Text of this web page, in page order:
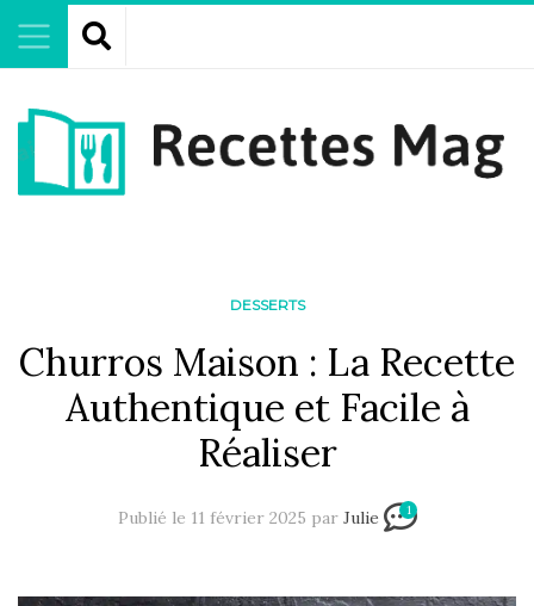
DESSERTS
Churros Maison : La Recette
Authentique et Facile à
Réaliser
Publié le 11 février 2025 par Julie 1